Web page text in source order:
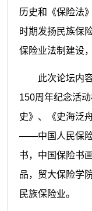
历史和《保险法
时期发扬民族保
保险业法制建设
此次论坛内
150周年纪念活
史》、《史海泛
——中国人民保险
书，中国保险书
品，贸大保险学
民族保险业。